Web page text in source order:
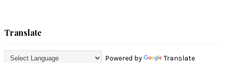
Translate
Powered by Translate